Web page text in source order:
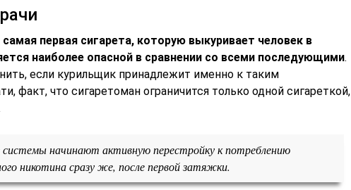
первая сигарета, которую выкуривает человек в
наиболее опасной в сравнении со всеми последующими.
если курильщик принадлежит именно к таким
факт, что сигаретоман ограничится только одной сигареткой,
системы начинают активную перестройку к потреблению
никотина сразу же, после первой затяжки.